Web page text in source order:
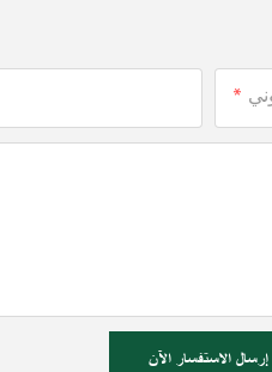
إرسال الاستفسار الآن